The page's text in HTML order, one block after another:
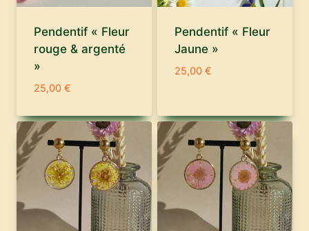
Pendentif « Fleur
rouge & argenté
»
25,00 €
Pendentif « Fleur
Jaune »
25,00 €